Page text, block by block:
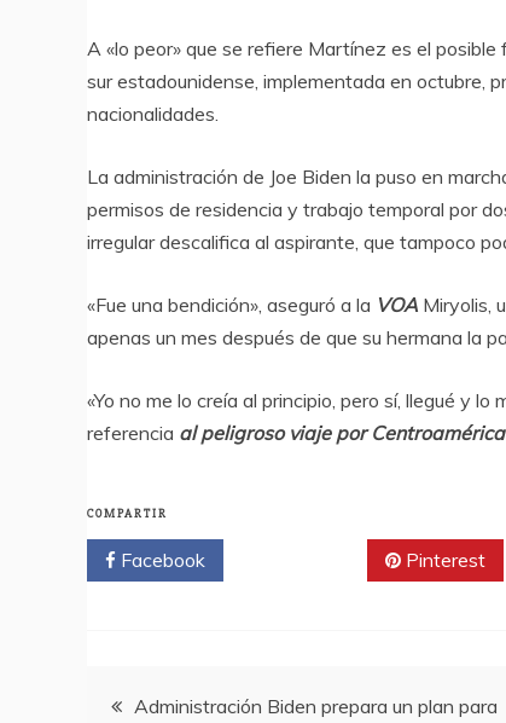
A «lo peor» que se refiere Martínez es el posible
sur estadounidense, implementada en octubre,
nacionalidades.
La administración de Joe Biden la puso en
permisos de residencia y trabajo temporal por
irregular descalifica al aspirante, que tampoco
«Fue una bendición», aseguró a la VOA Miryolis,
apenas un mes después de que su hermana la
«Yo no me lo creía al principio, pero sí, llegué y
referencia al peligroso viaje por Centroamérica
COMPARTIR
Facebook Pinterest
Navegación
Administración Biden prepara un plan para